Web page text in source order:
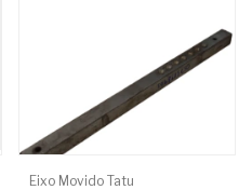
Eixo Movido Tatu